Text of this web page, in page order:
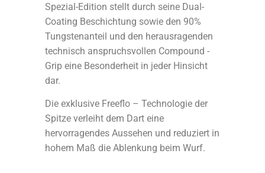
Spezial-Edition stellt durch seine Dual-
Coating Beschichtung sowie den 90%
Tungstenanteil und den herausragenden
technisch anspruchsvollen Compound -
Grip eine Besonderheit in jeder Hinsicht
dar.
Die exklusive Freeflo – Technologie der
Spitze verleiht dem Dart eine
hervorragendes Aussehen und reduziert in
hohem Maß die Ablenkung beim Wurf.